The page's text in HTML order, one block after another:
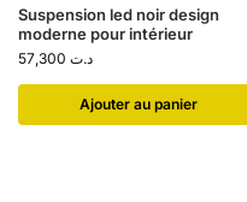
Suspension led noir design
moderne pour intérieur
د.ت
Ajouter au panier